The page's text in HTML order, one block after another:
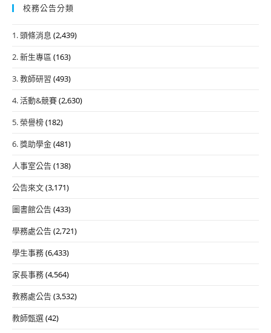
校務公告分類
1. 頭條消息 (2,439)
2. 新生專區 (163)
3. 教師研習 (493)
4. 活動&競賽(2,630)
5. 榮譽榜(182)
6. 獎助學金(481)
人事室公告(138)
公告來文(3,171)
圖書館公告(433)
學務處公告(2,721)
學生事務(6,433)
家長事務(4,564)
教務處公告(3,532)
教師甄選(42)